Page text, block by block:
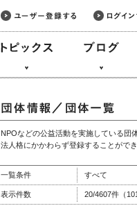
NPOなどの公益活動を実施している団
法人格にかかわらず登録することができ
一覧条件 すべて
表示件数 20/4607件（